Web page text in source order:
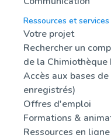
Ressources et services
Votre projet
Rechercher un
de la Chimiothèque
Accès aux bases
enregistrés)
Offres d'emploi
Formations &
Ressources en ligne